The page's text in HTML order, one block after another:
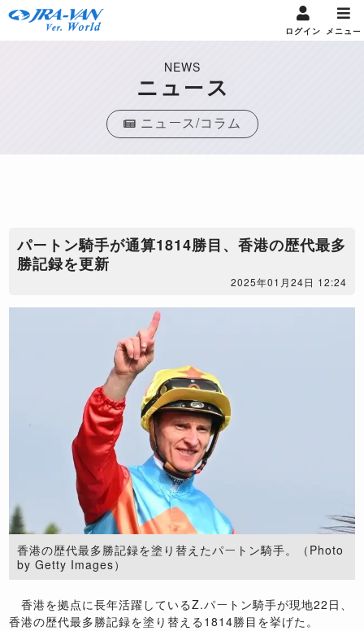
ログイン メニュー
NEWS
ニュース
ニュース/コラム
パートン騎手が通算1814勝目、香港の歴代最多
勝記録を更新
2025年01月24日 12:24
香港の歴代最多勝記録を塗り替えたパートン騎手。（Photo
by Getty Images）
香港を拠点に長年活躍しているZ.パートン騎手が現地22日、
香港の歴代最多勝記録を塗り替える1814勝目を挙げた。